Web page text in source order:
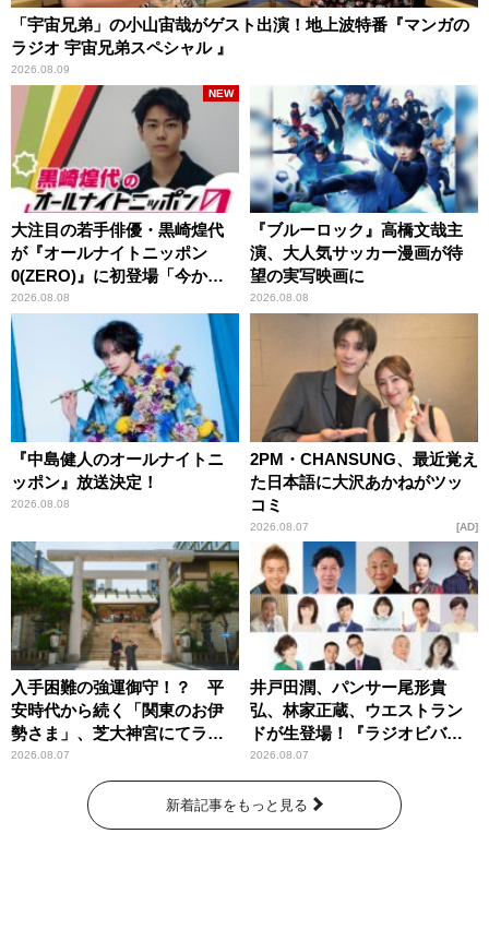
「宇宙兄弟」の小山宙哉がゲスト出演！地上波特番『マンガの
ラジオ 宇宙兄弟スペシャル 』
2026.08.09
大注目の若手俳優・黒崎煌代
が『オールナイトニッポン
0(ZERO)』に初登場「今から
とてもワクワクしておりま
す！」
2026.08.08
NEW
『ブルーロック』高橋文哉主
演、大人気サッカー漫画が待
望の実写映画に
2026.08.08
『中島健人のオールナイトニ
ッポン』放送決定！
2026.08.08
2PM・CHANSUNG、最近覚え
た日本語に大沢あかねがツッ
コミ
2026.08.07 AD
入手困難の強運御守！？ 平
安時代から続く「関東のお伊
勢さま」、芝大神宮にてラン
パンプスが合格祈願！
2026.08.07
井戸田潤、パンサー尾形貴
弘、林家正蔵、ウエストラン
ドが生登場！『ラジオビバリ
ー昼ズ』
2026.08.07
新着記事をもっと見る